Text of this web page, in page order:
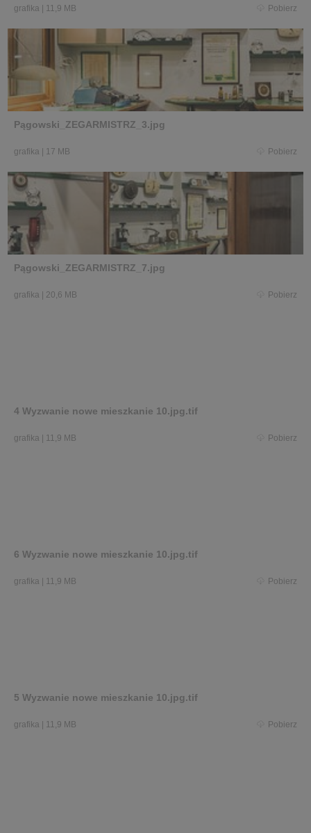
grafika 11,9 MB Pobierz
Pągowski_ZEGARMISTRZ_3.jpg
grafika 17 MB Pobierz
Pągowski_ZEGARMISTRZ_7.jpg
grafika 20,6 MB Pobierz
4 Wyzwanie nowe mieszkanie 10.jpg.tif
grafika 11,9 MB Pobierz
6 Wyzwanie nowe mieszkanie 10.jpg.tif
grafika 11,9 MB Pobierz
5 Wyzwanie nowe mieszkanie 10.jpg.tif
grafika 11,9 MB Pobierz